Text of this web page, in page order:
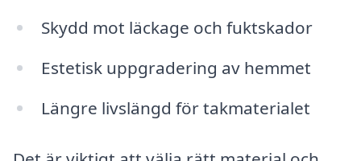
Skydd mot läckage och fuktskador
Estetisk uppgradering av hemmet
Längre livslängd för takmaterialet